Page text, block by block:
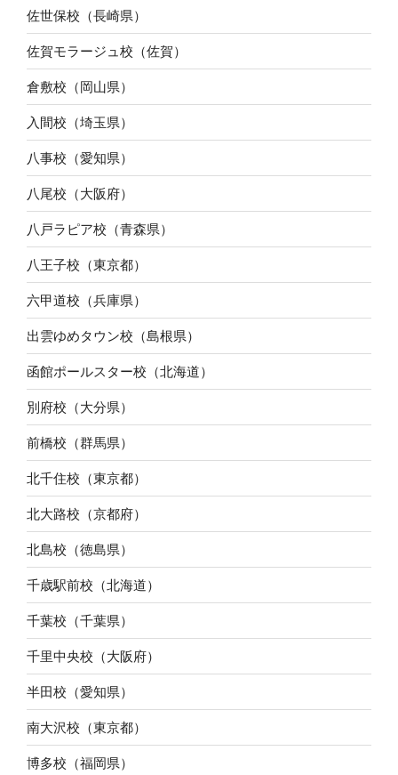
佐世保校（長崎県）
佐賀モラージュ校（佐賀）
倉敷校（岡山県）
入間校（埼玉県）
八事校（愛知県）
八尾校（大阪府）
八戸ラピア校（青森県）
八王子校（東京都）
六甲道校（兵庫県）
出雲ゆめタウン校（島根県）
函館ポールスター校（北海道）
別府校（大分県）
前橋校（群馬県）
北千住校（東京都）
北大路校（京都府）
北島校（徳島県）
千歳駅前校（北海道）
千葉校（千葉県）
千里中央校（大阪府）
半田校（愛知県）
南大沢校（東京都）
博多校（福岡県）